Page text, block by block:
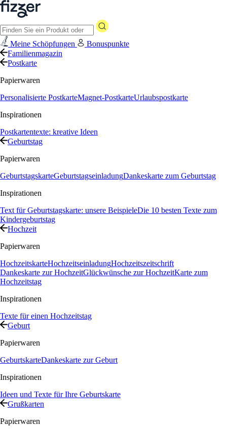
Meine Schöpfungen
Bonuspunkte
Familienmagazin
Postkarte
Papierwaren
Personalisierte PostkarteMagnet-PostkarteUrlaubspostkarte
Inspirationen
Postkartentexte: kreative Ideen
Geburtstag
Papierwaren
GeburtstagskarteGeburtstagseinladungDankeskarte zum Geburtstag
Inspirationen
Text für Geburtstagskarte: unsere BeispieleDie 10 besten Texte zum
Kindergeburtstag
Hochzeit
Papierwaren
HochzeitskarteHochzeitseinladungHochzeitszeitschrift
Dankeskarte zur HochzeitGlückwünsche zur HochzeitKarte zum
Hochzeitstag
Inspirationen
Texte für einen Hochzeitstag
Geburt
Papierwaren
GeburtskarteDankeskarte zur Geburt
Inspirationen
Ideen und Texte für Ihre Geburtskarte
Grußkarten
Papierwaren